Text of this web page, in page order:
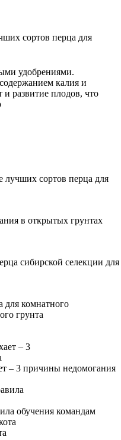
сортов перца для
удобрениями.
калия и
и развитие плодов, что
лучших сортов перца для
в открытых грунтах
сибирской селекции для
для комнатного
грунта
– 3 причины недомогания
обучения командам